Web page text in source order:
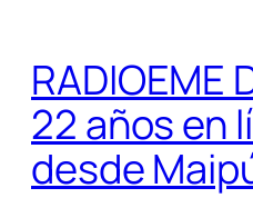
contenido
RADIOEME
22 años en
desde